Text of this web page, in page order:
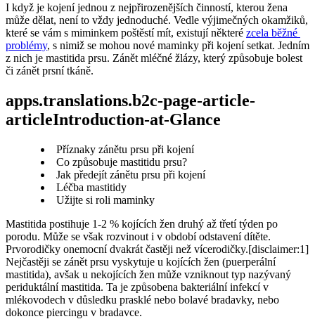
I když je kojení jednou z nejpřirozenějších činností, kterou žena
může dělat, není to vždy jednoduché. Vedle výjimečných okamžiků,
které se vám s miminkem poštěstí mít, existují některé zcela běžné
problémy, s nimiž se mohou nové maminky při kojení setkat. Jedním
z nich je mastitida prsu. Zánět mléčné žlázy, který způsobuje bolest
či zánět prsní tkáně.
apps.translations.b2c-page-article-
articleIntroduction-at-Glance
Příznaky zánětu prsu při kojení
Co způsobuje mastitidu prsu?
Jak předejít zánětu prsu při kojení
Léčba mastitidy
Užijte si roli maminky
Mastitida postihuje 1-2 % kojících žen druhý až třetí týden po
porodu. Může se však rozvinout i v období odstavení dítěte.
Prvorodičky onemocní dvakrát častěji než vícerodičky.[disclaimer:1]
Nejčastěji se zánět prsu vyskytuje u kojících žen (puerperální
mastitida), avšak u nekojících žen může vzniknout typ nazývaný
periduktální mastitida. Ta je způsobena bakteriální infekcí v
mlékovodech v důsledku prasklé nebo bolavé bradavky, nebo
dokonce piercingu v bradavce.